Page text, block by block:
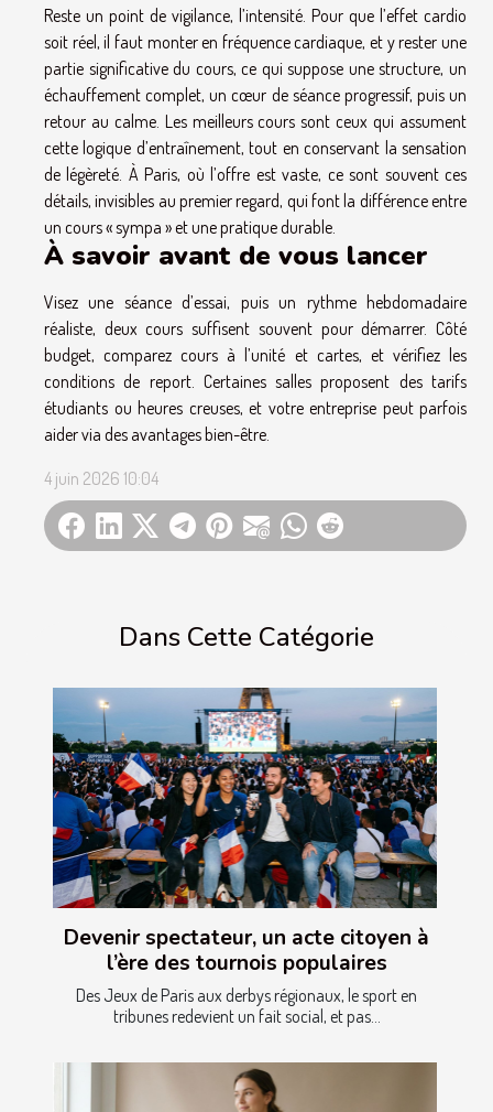
Dans Cette Catégorie
Devenir spectateur, un acte citoyen à
l’ère des tournois populaires
Des Jeux de Paris aux derbys régionaux, le sport en
tribunes redevient un fait social, et pas...
Reste un point de vigilance, l’intensité. Pour que l’effet cardio
soit réel, il faut monter en fréquence cardiaque, et y rester une
partie significative du cours, ce qui suppose une structure, un
échauffement complet, un cœur de séance progressif, puis un
retour au calme. Les meilleurs cours sont ceux qui assument
cette logique d’entraînement, tout en conservant la sensation
de légèreté. À Paris, où l’offre est vaste, ce sont souvent ces
détails, invisibles au premier regard, qui font la différence entre
un cours « sympa » et une pratique durable.
À savoir avant de vous lancer
Visez une séance d’essai, puis un rythme hebdomadaire
réaliste, deux cours suffisent souvent pour démarrer. Côté
budget, comparez cours à l’unité et cartes, et vérifiez les
conditions de report. Certaines salles proposent des tarifs
étudiants ou heures creuses, et votre entreprise peut parfois
aider via des avantages bien-être.
4 juin 2026 10:04